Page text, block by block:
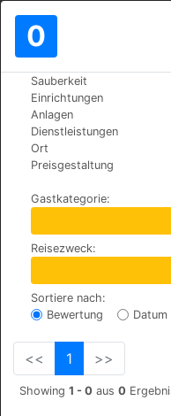
0
Sauberkeit
Einrichtungen
Anlagen
Dienstleistungen
Ort
Preisgestaltung
Gastkategorie:
Reisezweck:
Sortiere nach:
Bewertung
Datum
<< 1 >>
Showing 1 - 0 aus 0
Weltweit>Turkey
Oscar
HASIM ISCAN MAH.